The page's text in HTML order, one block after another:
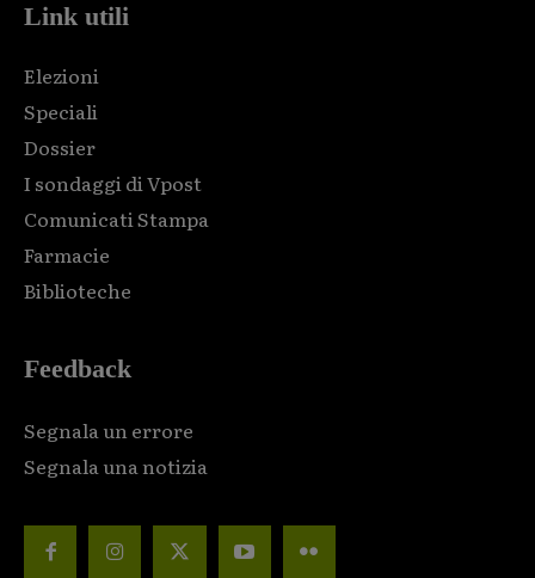
Link utili
Elezioni
Speciali
Dossier
I sondaggi di Vpost
Comunicati Stampa
Farmacie
Biblioteche
Feedback
Segnala un errore
Segnala una notizia